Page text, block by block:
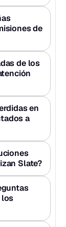
de
de los
en
a
Slate?
los